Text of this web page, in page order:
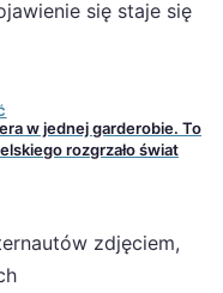
się staje się
w jednej garderobie. To
rozgrzało świat
zdjęciem,